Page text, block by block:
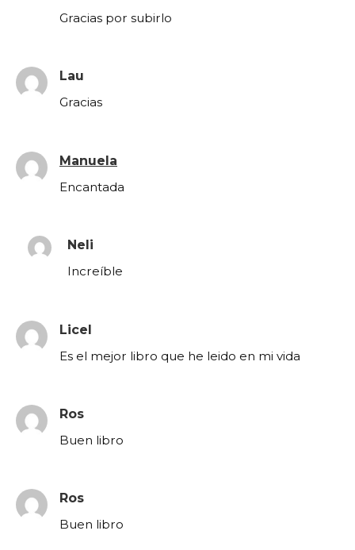
Gracias por subirlo
Lau
Gracias
Manuela
Encantada
Neli
Increíble
Licel
Es el mejor libro que he leido en mi vida
Ros
Buen libro
Ros
Buen libro